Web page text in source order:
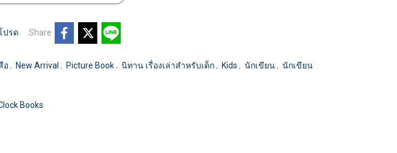
ปรด Share
อ , New Arrival , Picture Book , นิทาน เรื่องเล่าสำหรับเด็ก , Kids , นักเขียน , นักเขียน
Books